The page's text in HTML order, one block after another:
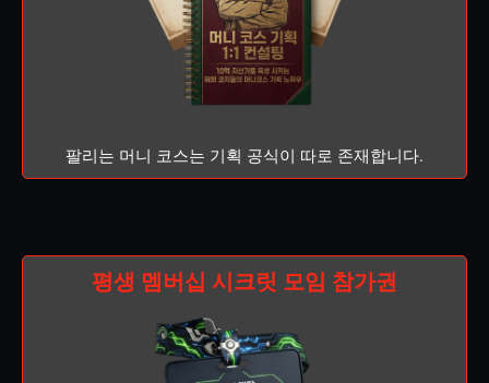
팔리는 머니 코스는 기획 공식이 따로 존재합니다.
평생 멤버십 시크릿 모임 참가권